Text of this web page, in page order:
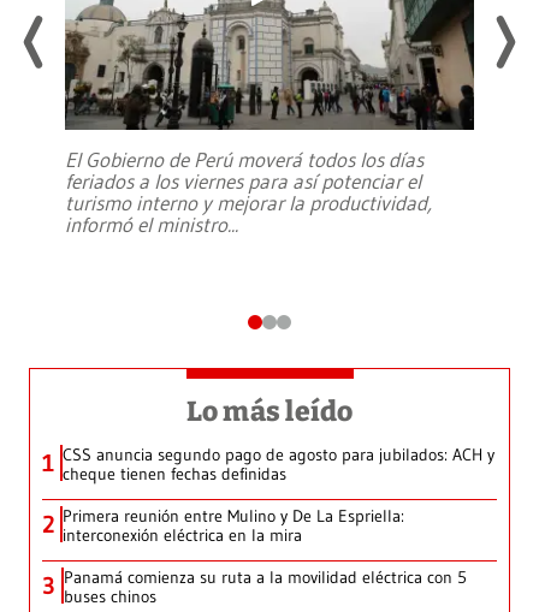
El Gobierno de Perú moverá todos los días
feriados a los viernes para así potenciar el
turismo interno y mejorar la productividad,
informó el ministro...
Lo más leído
1 CSS anuncia segundo pago de agosto para jubilados: ACH y
cheque tienen fechas definidas
2 Primera reunión entre Mulino y De La Espriella:
interconexión eléctrica en la mira
3 Panamá comienza su ruta a la movilidad eléctrica con 5
buses chinos